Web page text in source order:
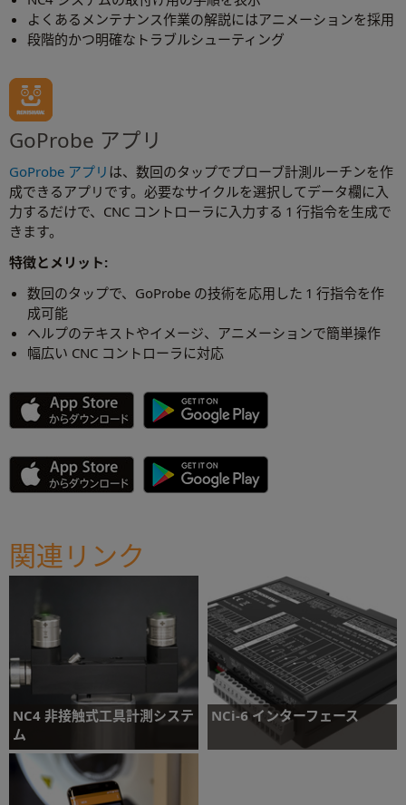
よくあるメンテナンス作業の解説にはアニメーションを採用
段階的かつ明確なトラブルシューティング
GoProbe アプリ
GoProbe アプリ は、数回のタップでプローブ計測ルーチンを作
成できるアプリです。必要なサイクルを選択してデータ欄に入
力するだけで、CNC コントローラに入力する 1 行指令を生成で
きます。
特徴とメリット:
数回のタップで、GoProbe の技術を応用した 1 行指令を作
成可能
ヘルプのテキストやイメージ、アニメーションで簡単操作
幅広い CNC コントローラに対応
関連リンク
NC4 非接触式工具計測システ
ム
どんなサイズのマシニングセンターにでも使
用できる、高精度・高速非接触式工具計測/
工具折損検出システム
NCi-6 インターフェース